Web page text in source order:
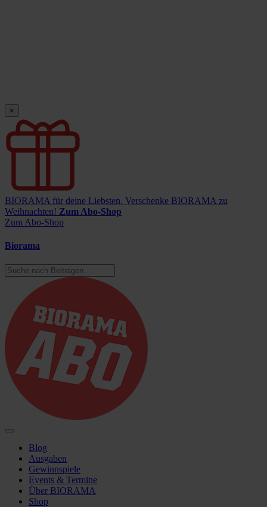
×
BIORAMA für deine Liebsten. Verschenke BIORAMA zu
Weihnachten! Zum Abo-Shop
Zum Abo-Shop
Biorama
Blog
Ausgaben
Gewinnspiele
Events & Termine
Über BIORAMA
Shop